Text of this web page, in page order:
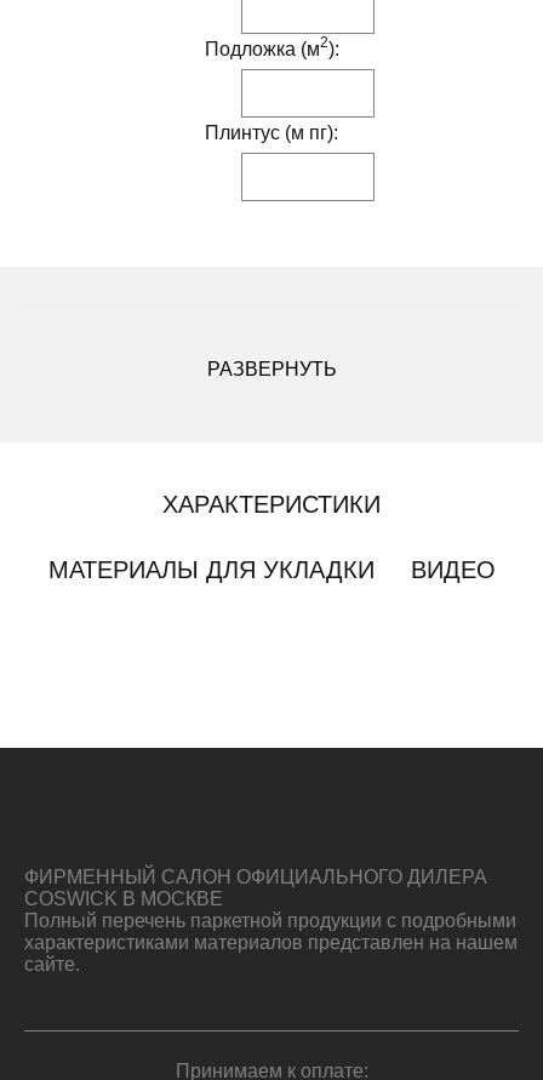
Подложка (м2):
Плинтус (м пг):
РАЗВЕРНУТЬ
ХАРАКТЕРИСТИКИ
МАТЕРИАЛЫ ДЛЯ УКЛАДКИ ВИДЕО
ФИРМЕННЫЙ САЛОН ОФИЦИАЛЬНОГО ДИЛЕРА
COSWICK В МОСКВЕ
Полный перечень паркетной продукции с подробными
характеристиками материалов представлен на нашем
сайте.
Принимаем к оплате: